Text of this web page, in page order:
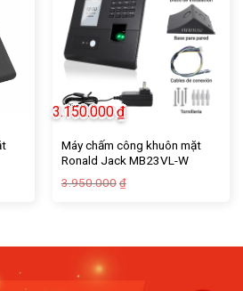
Máy chấm công khuôn mặt
Ronald Jack MB23VL-W
3.950.000 ₫
3.150.000₫